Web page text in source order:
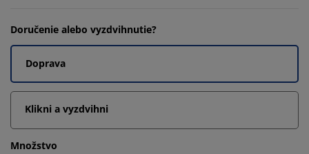
Doručenie alebo vyzdvihnutie?
Doprava
Klikni a vyzdvihni
Množstvo